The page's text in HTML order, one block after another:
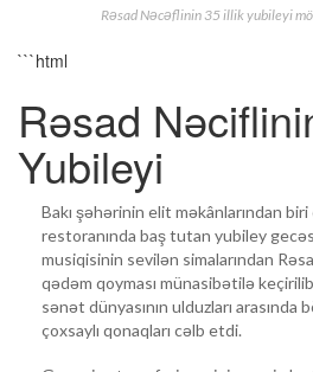
Rəsad Nəcəflinin 35 illik yubileyi
```html
Rəsad
Yubileyi
Bakı şəhərinin elit məkânlarından
restoranında baş tutan yubiley
musiqisinin sevilən simalarından
qədəm qoyması münasibətilə
sənət dünyasının ulduzları arasında
çoxsaylı qonaqları cəlb etdi.